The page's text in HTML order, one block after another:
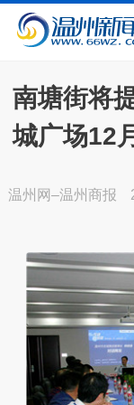
南塘街将
城广场12
温州网–温州商报